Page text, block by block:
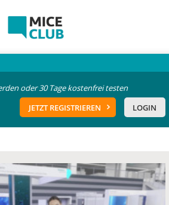
oder 30 Tage kostenfrei testen
JETZT REGISTRIEREN
LOGIN